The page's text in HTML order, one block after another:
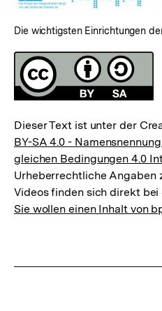
Die wichtigsten Einrichtungen
Fussnoten
Lizenz
Dieser Text ist unter der
BY-SA 4.0 -
gleichen Bedingungen 4.0
Urheberrechtliche Angaben
Videos finden sich direkt
Sie wollen einen Inhalt von